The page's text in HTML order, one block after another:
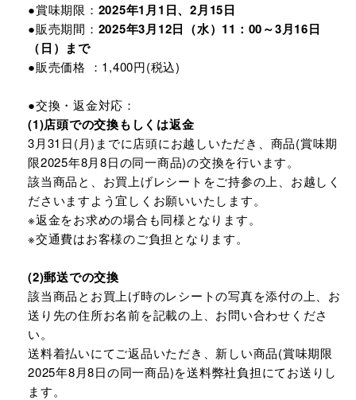
●賞味期限： 2025年1月1日、2月15日
●販売期間： 2025年3月12日（水）11：00～3月16日
（日）まで
●販売価格 ：1,400円(税込)
●交換・返金対応：
(1)店頭での交換もしくは返金
3月31日(月)までに店頭にお越しいただき、商品(賞味期
限2025年8月8日の同一商品)の交換を行います。
該当商品と、お買上げレシートをご持参の上、お越しく
ださいますよう宜しくお願いいたします。
※返金をお求めの場合も同様となります。
※交通費はお客様のご負担となります。
(2)郵送での交換
該当商品とお買上げ時のレシートの写真を添付の上、お
送り先の住所お名前を記載の上、お問い合わせくださ
い。
送料着払いにてご返品いただき、新しい商品(賞味期限
2025年8月8日の同一商品)を送料弊社負担にてお送りし
ます。